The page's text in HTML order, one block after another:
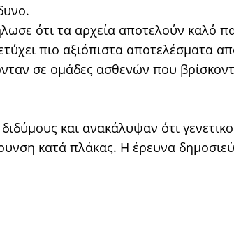
ότι τα αρχεία αποτελούν καλό
πιο αξιόπιστα αποτελέσματα
σε ομάδες ασθενών που
και ανακάλυψαν ότι
κατά πλάκας. Η έρευνα